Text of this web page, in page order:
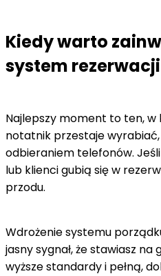
Kiedy warto
system
Najlepszy moment to ten,
notatnik przestaje wyrabiać,
odbieraniem telefonów.
lub klienci gubią się w
przodu.
Wdrożenie systemu
jasny sygnał, że stawiasz
wyższe standardy i pełną,